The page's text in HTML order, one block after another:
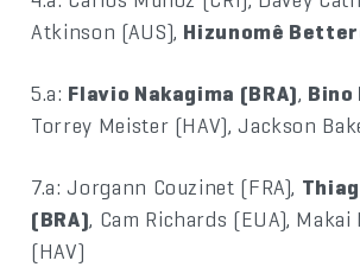
Atkinson (AUS), Hizunomê
5.a: Flavio Nakagima (BRA), Bino
Torrey Meister (HAV), Jackson
7.a: Jorgann Couzinet (FRA),
(BRA), Cam Richards (EUA), Makai
(HAV)